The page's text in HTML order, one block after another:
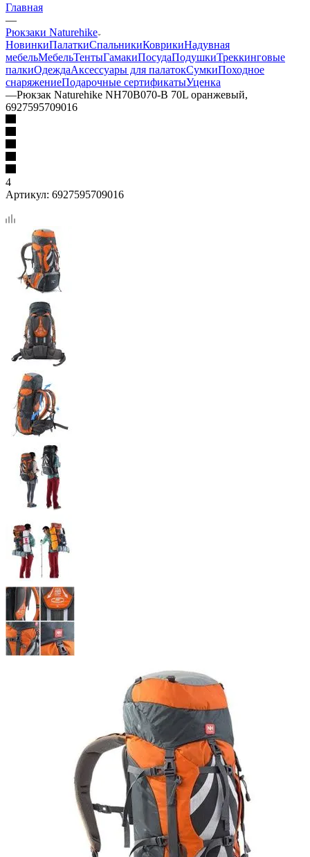
Главная
—
Рюкзаки Naturehike
НовинкиПалаткиСпальникиКоврикиНадувная
мебельМебельТентыГамакиПосудаПодушкиТреккинговые
палкиОдеждаАксессуары для палатокСумкиПоходное
снаряжениеПодарочные сертификатыУценка
—Рюкзак Naturehike NH70B070-B 70L оранжевый,
6927595709016
4
Артикул: 6927595709016